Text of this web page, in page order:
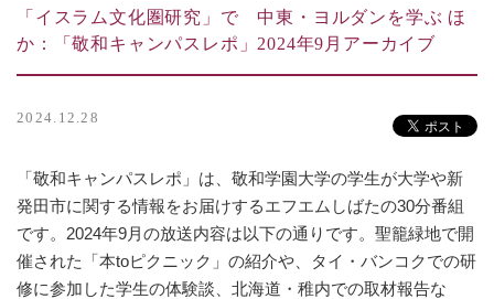
「イスラム文化圏研究」で 中東・ヨルダンを学ぶ ほ
か：「敬和キャンパスレポ」2024年9月アーカイブ
2024.12.28
「敬和キャンパスレポ」は、敬和学園大学の学生が大学や新
発田市に関する情報をお届けするエフエムしばたの30分番組
です。2024年9月の放送内容は以下の通りです。聖籠緑地で開
催された「本toピクニック」の紹介や、タイ・バンコクでの研
修に参加した学生の体験談、北海道・稚内での取材報告な